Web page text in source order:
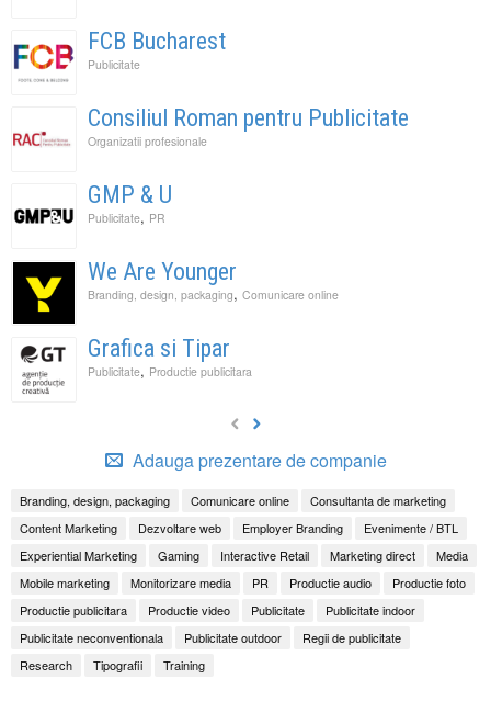
FCB Bucharest
Publicitate
Consiliul Roman pentru Publicitate
Organizatii profesionale
GMP & U
Publicitate, PR
We Are Younger
Branding, design, packaging, Comunicare online
Grafica si Tipar
Publicitate, Productie publicitara
Adauga prezentare de companie
Branding, design, packaging Comunicare online
Consultanta de marketing
Content Marketing
Dezvoltare web Employer Branding
Evenimente / BTL
Experiential Marketing
Gaming Interactive Retail Marketing direct
Media
Mobile marketing
Monitorizare media PR Productie audio
Productie foto
Productie publicitara
Productie video Publicitate
Publicitate indoor
Publicitate neconventionala
Publicitate outdoor
Regii de publicitate
Research
Tipografii Training